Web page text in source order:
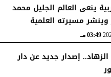
ينعى العالم الجليل محمد
مسيرته العلمية
03:49 مـ
إصدار جديد عن دار